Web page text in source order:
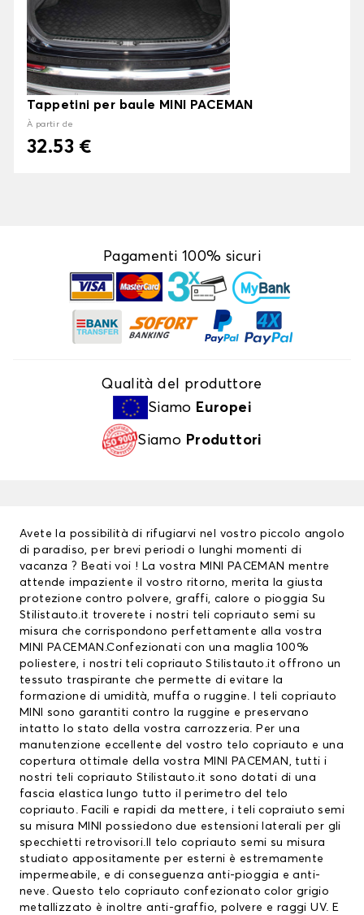
Tappetini per baule MINI PACEMAN
À partir de
32.53 €
Pagamenti 100% sicuri
Qualità del produttore
Siamo Europei
Siamo Produttori
Avete la possibilità di rifugiarvi nel vostro piccolo angolo
di paradiso, per brevi periodi o lunghi momenti di
vacanza ? Beati voi ! La vostra MINI PACEMAN mentre
attende impaziente il vostro ritorno, merita la giusta
protezione contro polvere, graffi, calore o pioggia Su
Stilistauto.it troverete i nostri teli copriauto semi su
misura che corrispondono perfettamente alla vostra
MINI PACEMAN.Confezionati con una maglia 100%
poliestere, i nostri teli copriauto Stilistauto.it offrono un
tessuto traspirante che permette di evitare la
formazione di umidità, muffa o ruggine. I teli copriauto
MINI
sono garantiti contro la ruggine e preservano
intatto lo stato della vostra carrozzeria. Per una
manutenzione eccellente del vostro telo copriauto e una
copertura ottimale della vostra MINI PACEMAN, tutti i
nostri teli copriauto Stilistauto.it sono dotati di una
fascia elastica lungo tutto il perimetro del telo
copriauto. Facili e rapidi da mettere, i teli copraiuto semi
su misura MINI possiedono due estensioni laterali per gli
specchietti retrovisori.Il telo copriauto semi su misura
studiato appositamente per esterni è estremamente
impermeabile, e di conseguenza anti-pioggia e anti-
neve. Questo telo copriauto confezionato color grigio
metallizzato è inoltre anti-graffio, polvere e raggi UV. E